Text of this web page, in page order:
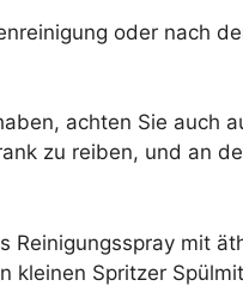
oder nach
achten Sie auch
zu reiben, und an
Reinigungsspray mit
Spritzer